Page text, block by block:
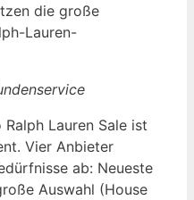
die große
Lauren-
Lauren Sale ist
Vier Anbieter
ab: Neueste
Auswahl (House